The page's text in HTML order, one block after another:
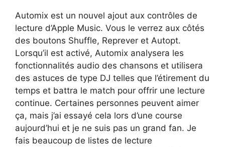
Automix est un nouvel ajout aux contrôles de
lecture d’Apple Music. Vous le verrez aux côtés
des boutons Shuffle, Reprever et Autopt.
Lorsqu’il est activé, Automix analysera les
fonctionnalités audio des chansons et utilisera
des astuces de type DJ telles que l’étirement du
temps et battra le match pour offrir une lecture
continue. Certaines personnes peuvent aimer
ça, mais j’ai essayé cela lors d’une course
aujourd’hui et je ne suis pas un grand fan. Je
fais beaucoup de listes de lecture